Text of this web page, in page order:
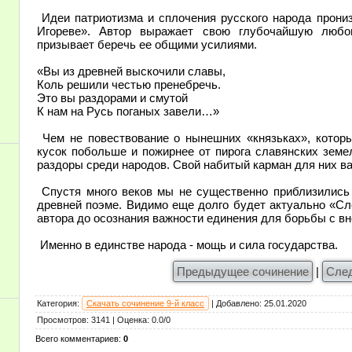
Идеи патриотизма и сплочения русского народа
Игореве». Автор выражает свою глубочайшую
призывает беречь ее общими усилиями.
«Вы из древней выскочили славы,
Коль решили честью пренебречь.
Это вы раздорами и смутой
К нам на Русь поганых завели…»
Чем не повествование о нынешних «князьках»,
кусок побольше и пожирнее от пирога славянских
раздоры среди народов. Свой набитый карман для них
Спустя много веков мы не существенно
древней поэме. Видимо еще долго будет актуально
автора до осознания важности единения для борьбы с
Именно в единстве народа - мощь и сила государства.
Предыдущее сочинение
|
Категория: Скачать сочинение 9-й класс Добавлено: 25.01.2020
Просмотров: 3141 Оценка: 0.0/0
Всего комментариев: 0